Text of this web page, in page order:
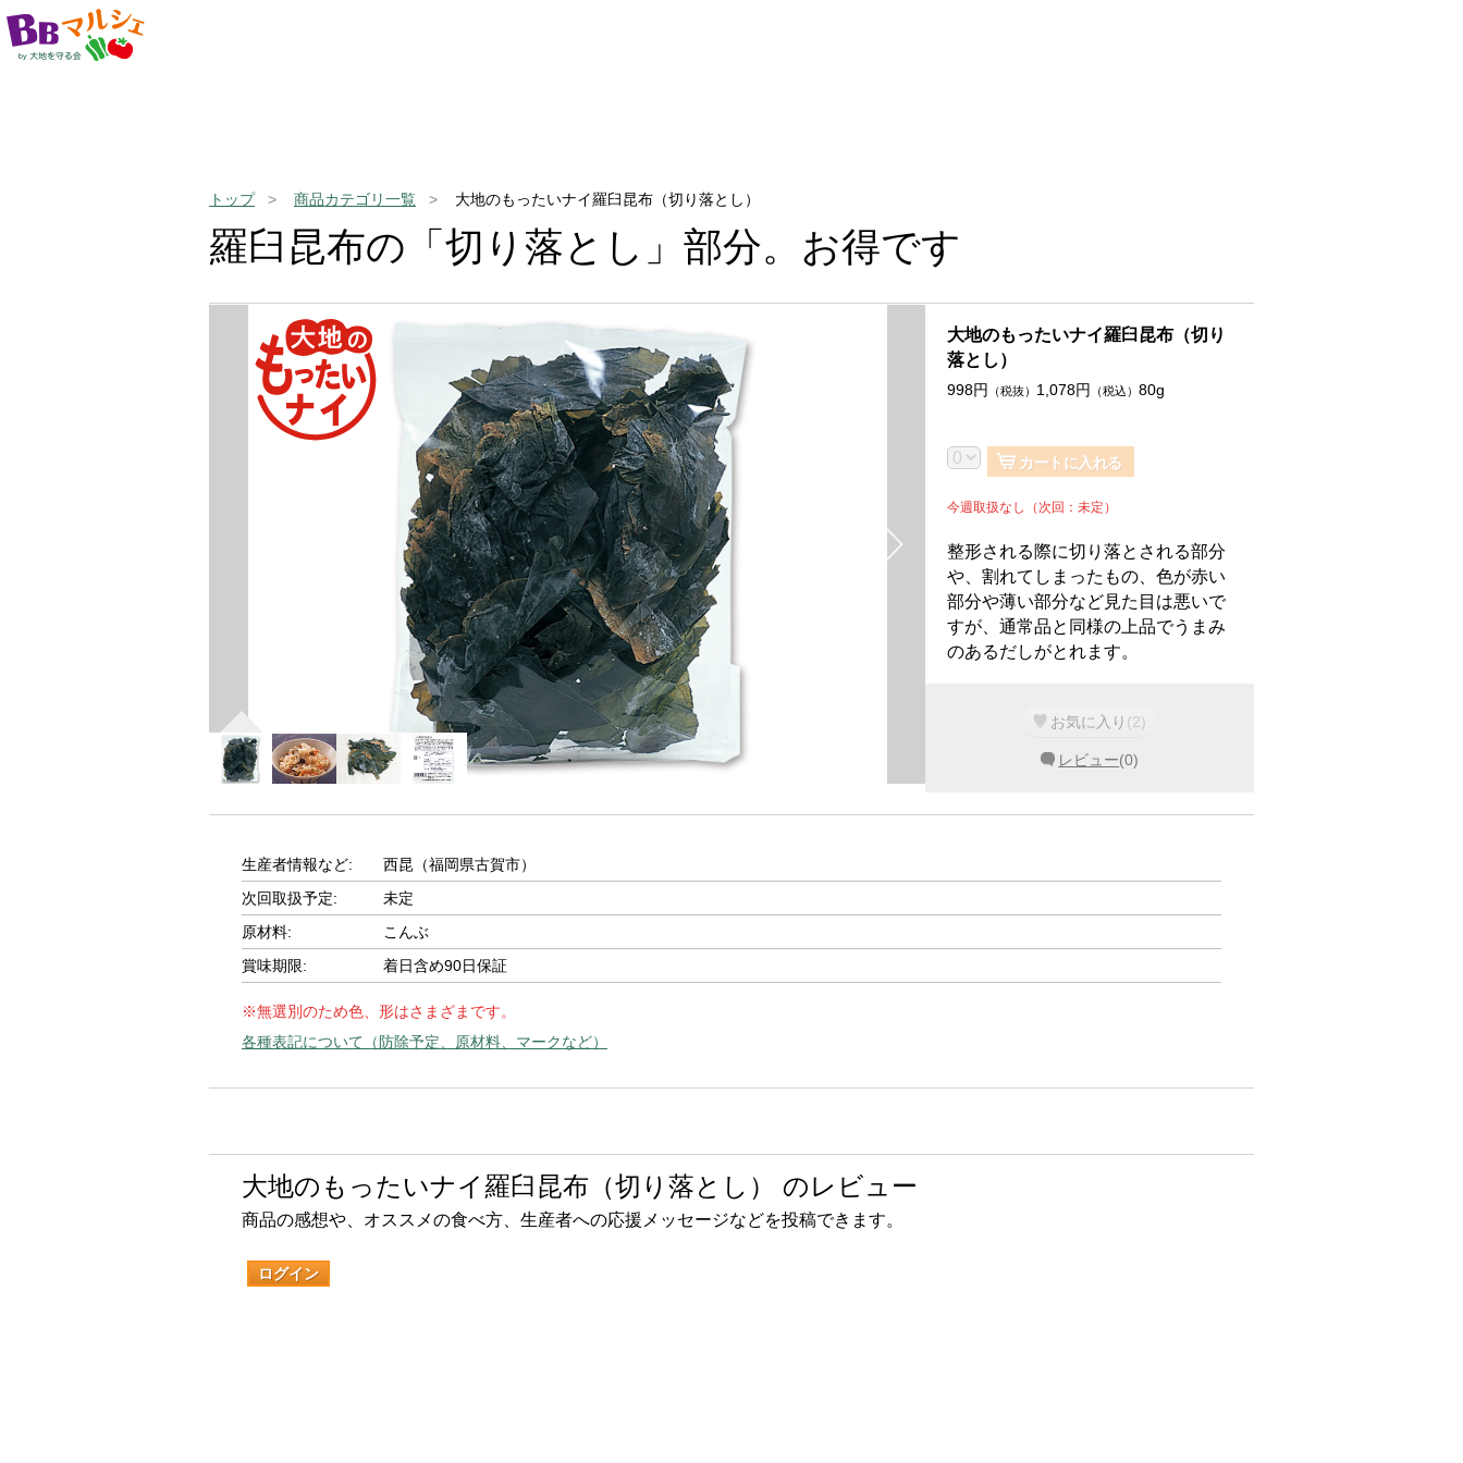
トップ 商品カテゴリ一覧 大地のもったいナイ羅臼昆布（切り落とし）
羅臼昆布の「切り落とし」部分。お得です
大地のもったいナイ羅臼昆布（切り
落とし）
998円 （税抜） 1,078円 （税込）80g
カートに入れる
今週取扱なし（次回：未定）
整形される際に切り落とされる部分
や、割れてしまったもの、色が赤い
部分や薄い部分など見た目は悪いで
すが、通常品と同様の上品でうまみ
のあるだしがとれます。
お気に入り (2)
レビュー(0)
生産者情報など:
西昆（福岡県古賀市）
次回取扱予定:
未定
原材料:
こんぶ
賞味期限:
着日含め90日保証
※無選別のため色、形はさまざまです。
各種表記について（防除予定、原材料、マークなど）
大地のもったいナイ羅臼昆布（切り落とし） のレビュー
商品の感想や、オススメの食べ方、生産者への応援メッセージなどを投稿できます。
ログイン